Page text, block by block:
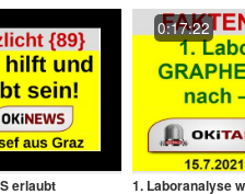
erlaubt
0:17:22
1. Laboranalyse